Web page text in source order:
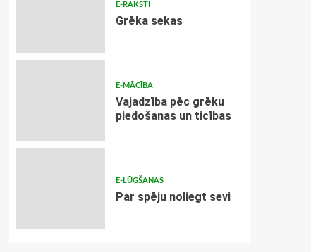
E-RAKSTI
Grēka sekas
E-MĀCĪBA
Vajadzība pēc grēku
piedošanas un ticības
E-LŪGŠANAS
Par spēju noliegt sevi